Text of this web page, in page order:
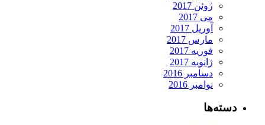
ژوئن 2017
می 2017
آوریل 2017
مارس 2017
فوریه 2017
ژانویه 2017
دسامبر 2016
نوامبر 2016
دسته‌ها